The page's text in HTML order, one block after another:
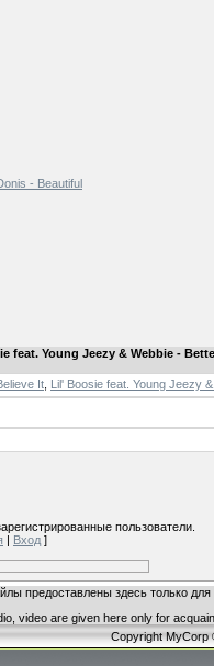
- Beautiful
feat. Young Jeezy & Webbie -
It Lil' Boosie feat. Young Jeezy
пользователи.
| Вход ]
предоставлены здесь только
video are given here only for
Copyright MyCorp